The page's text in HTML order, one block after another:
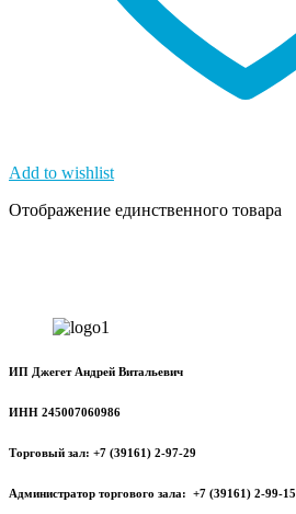
Add to wishlist
Отображение единственного товара
ИП Джегет Андрей Витальевич
ИНН 245007060986
Торговый зал: +7 (39161) 2-97-29
Администратор торгового зала: +7 (39161) 2-99-15